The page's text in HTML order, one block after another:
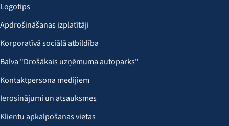
Logotips
Apdrošināšanas izplatītāji
Korporatīvā sociālā atbildība
Balva "Drošākais uzņēmuma autoparks"
Kontaktpersona medijiem
Ierosinājumi un atsauksmes
Klientu apkalpošanas vietas